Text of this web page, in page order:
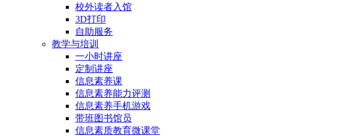
校外读者入馆
3D打印
自助服务
教学与培训
一小时讲座
定制讲座
信息素养课
信息素养能力评测
信息素养手机游戏
带班图书馆员
信息素质教育微课堂